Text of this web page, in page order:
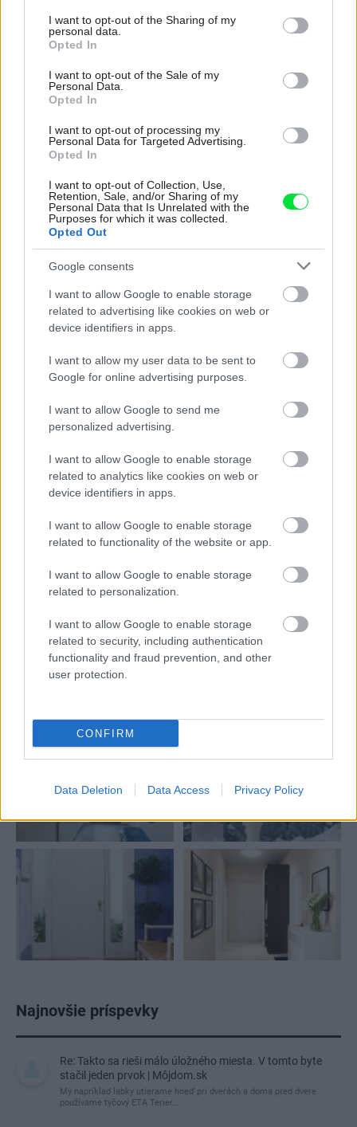
not limited to your visit or usage behaviour. You may click to
grant or deny consent to Google and its third-party tags to
use your data for below specified purposes in below Google
consent section.
I want to opt-out of the Sharing of my
personal data.
Opted In
I want to opt-out of the Sale of my
Personal Data.
Opted In
I want to opt-out of processing my
Personal Data for Targeted Advertising.
Opted In
I want to opt-out of Collection, Use,
Retention, Sale, and/or Sharing of my
Personal Data that Is Unrelated with the
Purposes for which it was collected.
Opted Out
Google consents
I want to allow Google to enable storage
related to advertising like cookies on web or
device identifiers in apps.
I want to allow my user data to be sent to
Google for online advertising purposes.
I want to allow Google to send me
personalized advertising.
I want to allow Google to enable storage
related to analytics like cookies on web or
device identifiers in apps.
I want to allow Google to enable storage
related to functionality of the website or app.
I want to allow Google to enable storage
related to personalization.
I want to allow Google to enable storage
related to security, including authentication
functionality and fraud prevention, and other
user protection.
CONFIRM
Data Deletion Data Access Privacy Policy
nekazili štýl miestnosti
Najčítanejšie
Deti odrástli, rodičia majú bývanie presne podľa
návštevy vnúčat
Miestni remeselníci vytvorili bývanie, ktoré vyzerá
ako malý raj
K bytu ladili aj škáry v obklade. Majitelia zbúrali
stereotyp, bývanie vyzerá ako z filmov svojského
režiséra
Pridajte túto surovinu do prania, obliečky budú
hladšie a pevnejšie. Starý trik z hotelov poznali už
naše babičky
Kedysi boli veľkým trendom, dnes sa im radšej
vyhnite. Týchto 7 vecí robí vašu obývačku
Inšpirácie
Najnovšie príspevky
Re: Takto sa rieši málo úložného miesta. V tomto byte
stačil jeden prvok | Môjdom.sk
My napríklad labky utierame hneď pri dverách a doma pred dvere
používame tyčový ETA Terier…